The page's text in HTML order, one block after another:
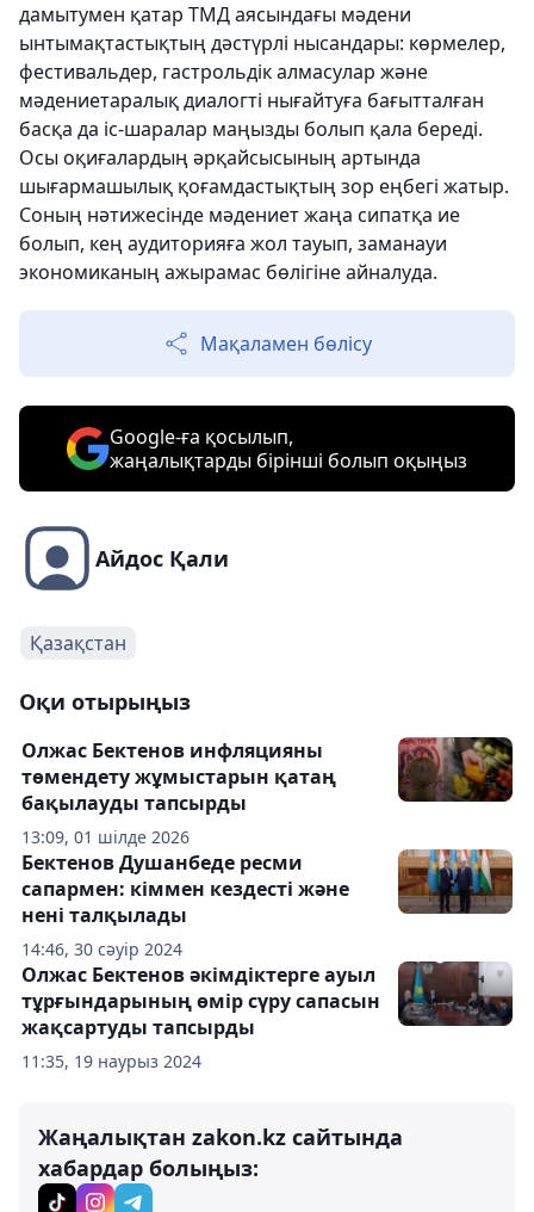
дамытумен қатар ТМД аясындағы мәдени
ынтымақтастықтың дәстүрлі нысандары: көрмелер,
фестивальдер, гастрольдік алмасулар және
мәдениетаралық диалогті нығайтуға бағытталған
басқа да іс-шаралар маңызды болып қала береді.
Осы оқиғалардың әрқайсысының артында
шығармашылық қоғамдастықтың зор еңбегі жатыр.
Соның нәтижесінде мәдениет жаңа сипатқа ие
болып, кең аудиторияға жол тауып, заманауи
экономиканың ажырамас бөлігіне айналуда.
Мақаламен бөлісу
Google-ға қосылып,
жаңалықтарды бірінші болып оқыңыз
Айдос Қали
Қазақстан
Оқи отырыңыз
13:09, 01 шілде 2026
Олжас Бектенов инфляцияны
төмендету жұмыстарын қатаң
бақылауды тапсырды
14:46, 30 сәуір 2024
Бектенов Душанбеде ресми
сапармен: кіммен кездесті және
нені талқылады
11:35, 19 наурыз 2024
Олжас Бектенов әкімдіктерге ауыл
тұрғындарының өмір сүру сапасын
жақсартуды тапсырды
Жаңалықтан zakon.kz сайтында
хабардар болыңыз: